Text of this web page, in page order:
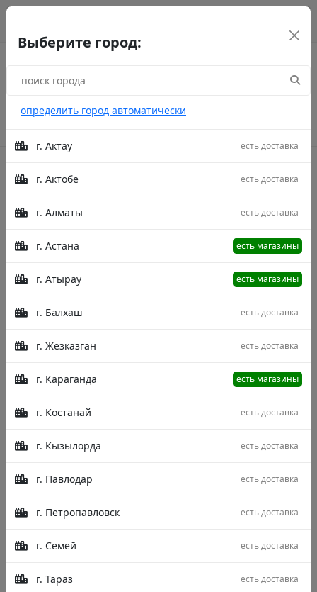
Выберите город:
определить город автоматически
г. Актау есть доставка
г. Актобе есть доставка
г. Алматы есть доставка
г. Астана есть магазины
г. Атырау есть магазины
г. Балхаш есть доставка
г. Жезказган есть доставка
г. Караганда есть магазины
г. Костанай есть доставка
г. Кызылорда есть доставка
г. Павлодар есть доставка
г. Петропавловск есть доставка
г. Семей есть доставка
г. Тараз есть доставка
Главная Товары
Familliare D181B L.Grey/L.Blue
Ковер Familliare D181B L.Grey/L.Blue